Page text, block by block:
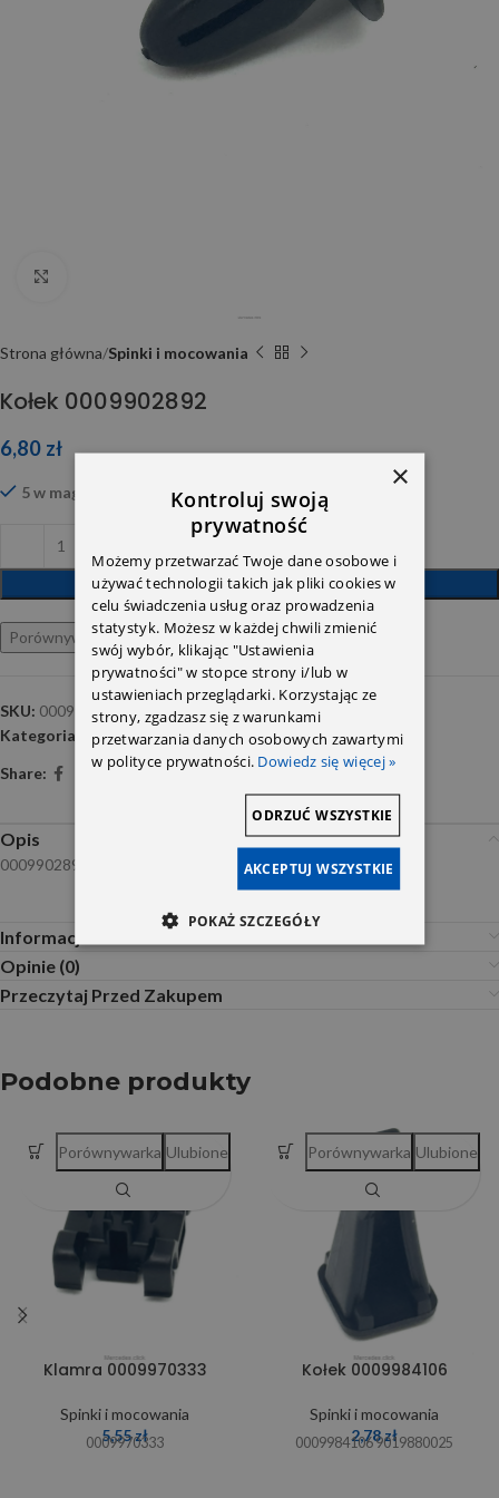
Strona główna Spinki i mocowania
Kołek 0009902892
6,80 zł
5 w magazynie
DODAJ DO KOSZYKA
Porównywarka Ulubione
SKU: 0009902892
Kategoria:
Spinki i mocowania
Share:
Opis
0009902892
Informacje dodatkowe
Opinie (0)
Przeczytaj Przed Zakupem
Podobne produkty
Klamra 0009970333
Spinki i mocowania
5,55zł
0009970333
Porównywarka Ulubione
Kołek 0009984106
Spinki i mocowania
2,78zł
0009984106 9019880025
Porównywarka Ulubione
×
Kontroluj swoją
prywatność
Możemy przetwarzać Twoje dane osobowe i
używać technologii takich jak pliki cookies w
celu świadczenia usług oraz prowadzenia
statystyk. Możesz w każdej chwili zmienić
swój wybór, klikając "Ustawienia
prywatności" w stopce strony i/lub w
ustawieniach przeglądarki. Korzystając ze
strony, zgadzasz się z warunkami
przetwarzania danych osobowych zawartymi
w polityce prywatności. Dowiedz się więcej »
AKCEPTUJ WSZYSTKIE
ODRZUĆ WSZYSTKIE
POKAŻ SZCZEGÓŁY